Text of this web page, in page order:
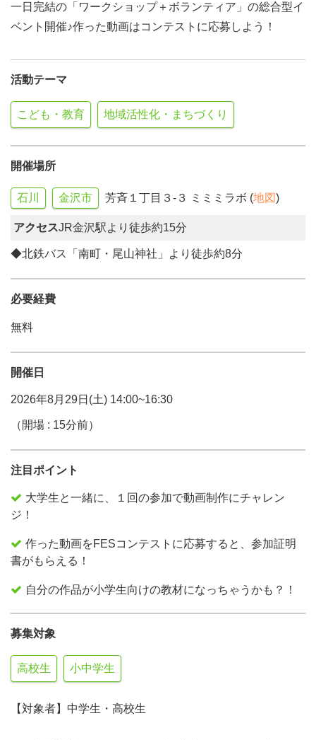
一日完結の「ワークショップ＋ボランティア」の総合型イ
ベント開催♪作った動画はコンテストに応募しよう！
活動テーマ
こども・教育 地域活性化・まちづくり
開催場所
石川 金沢市 芳斉１丁目３-３ ミミミラボ (地図)
アクセスJR金沢駅より徒歩約15分
◆北鉄バス「南町・尾山神社」より徒歩約8分
必要経費
無料
開催日
2026年8月29日(土) 14:00~16:30
（開場 : 15分前）
注目ポイント
大学生と一緒に、１回の参加で動画制作にチャレン
ジ！
作った動画をFESコンテストに応募すると、参加証明
書がもらえる！
自分の作品が小学生向けの教材になっちゃうかも？！
募集対象
高校生 小中学生
【対象者】中学生・高校生